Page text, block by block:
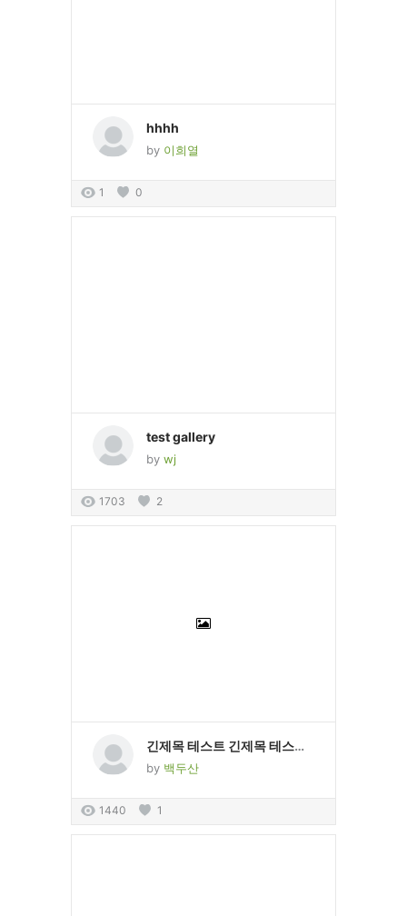
hhhh
by 이희열
1 0
test gallery
by wj
1703 2
긴제목 테스트 긴제목 테스트 긴제목 테스트 긴제목 테스트 긴제목 테스트 긴제목 테스트 긴제목 테스트 긴제목 테스트
by 백두산
1440 1